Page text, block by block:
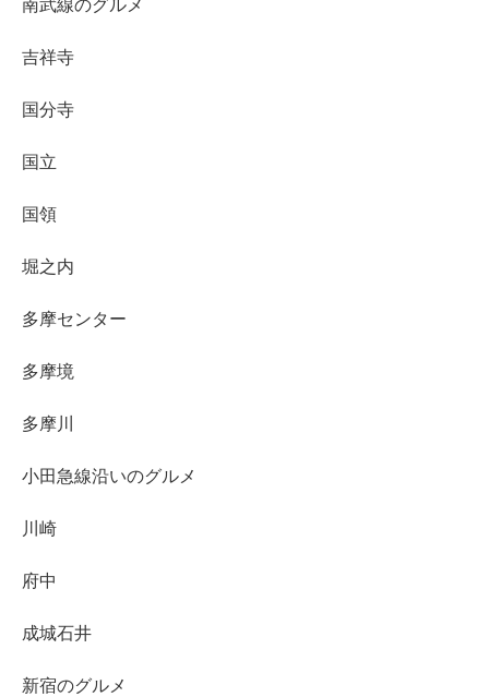
南武線のグルメ
吉祥寺
国分寺
国立
国領
堀之内
多摩センター
多摩境
多摩川
小田急線沿いのグルメ
川崎
府中
成城石井
新宿のグルメ